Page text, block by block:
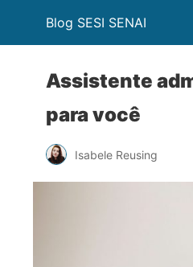
Blog SESI SENAI
Assistente
para você
Isabele Reusing